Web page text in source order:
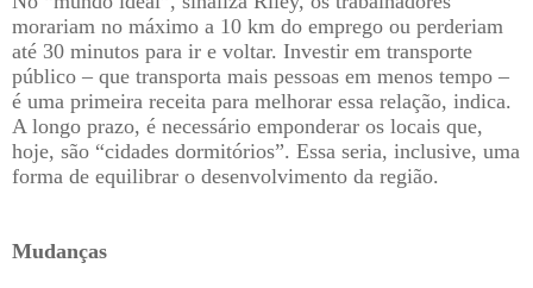
morariam no máximo a 10 km do emprego ou perderiam
até 30 minutos para ir e voltar. Investir em transporte
público – que transporta mais pessoas em menos tempo –
é uma primeira receita para melhorar essa relação, indica.
A longo prazo, é necessário emponderar os locais que,
hoje, são “cidades dormitórios”. Essa seria, inclusive, uma
forma de equilibrar o desenvolvimento da região.
Mudanças